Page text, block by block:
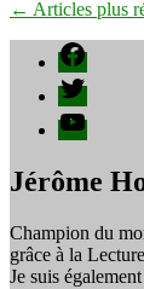
Pagination
des
publications
← Articles plus
Facebook
Twitter
YouTube
Jérôme
Champion du
grâce à la
Je suis